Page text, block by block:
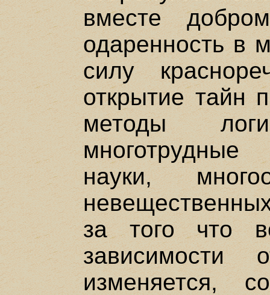
вместе
одаренность в
силу
открытие тайн
методы
многотрудные
науки,
за того что
изменяется,